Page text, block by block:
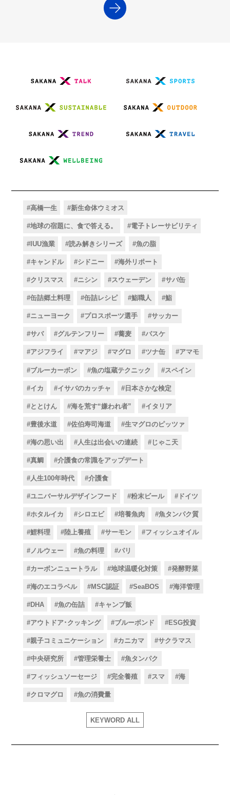
#高橋一生 #新生命体ウミオス
#地球の宿題に、食で答える。 #電子トレーサビリティ
#IUU漁業 #読み解きシリーズ #魚の脂
#キャンドル #シドニー #海外リポート
#クリスマス #ニシン #スウェーデン #サバ缶
#缶詰郷土料理 #缶詰レシピ #鮨職人 #鮨
#ニューヨーク #プロスポーツ選手 #サッカー
#サバ #グルテンフリー #蕎麦 #バスケ
#アジフライ #マアジ #マグロ #ツナ缶 #アマモ
#ブルーカーボン #魚の塩蔵テクニック #スペイン
#イカ #イサバのカッチャ #日本さかな検定
#ととけん #海を荒す“嫌われ者” #イタリア
#豊後水道 #佐伯寿司海道 #生マグロのピッツァ
#海の思い出 #人生は出会いの連続 #じゃこ天
#真鯛 #介護食の常識をアップデート
#人生100年時代 #介護食
#ユニバーサルデザインフード #粉末ビール #ドイツ
#ホタルイカ #シロエビ #培養魚肉 #魚タンパク質
#鯉料理 #陸上養殖 #サーモン #フィッシュオイル
#ノルウェー #魚の料理 #パリ
#カーボンニュートラル #地球温暖化対策 #発酵野菜
#海のエコラベル #MSC認証 #SeaBOS #海洋管理
#DHA #魚の缶詰 #キャンプ飯
#アウトドア･クッキング #ブルーボンド #ESG投資
#親子コミュニケーション #カニカマ #サクラマス
#中央研究所 #管理栄養士 #魚タンパク
#フィッシュソーセージ #完全養殖 #スマ #海
#クロマグロ #魚の消費量
KEYWORD ALL